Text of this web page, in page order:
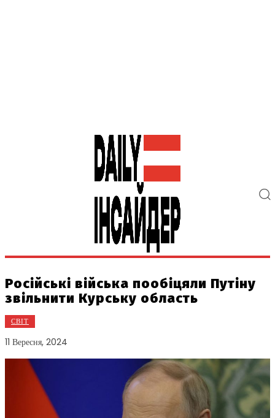
Російські війська пообіцяли Путіну
звільнити Курську область
СВІТ
11 Вересня, 2024